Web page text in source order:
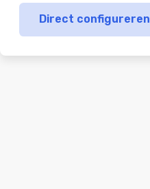
Direct configureren